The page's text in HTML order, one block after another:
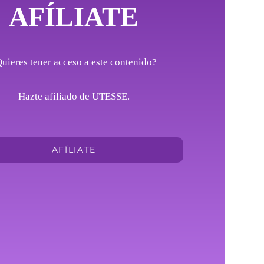
AFÍLIATE
tener acceso a este contenido?
Hazte afiliado de UTESSE.
AFÍLIATE